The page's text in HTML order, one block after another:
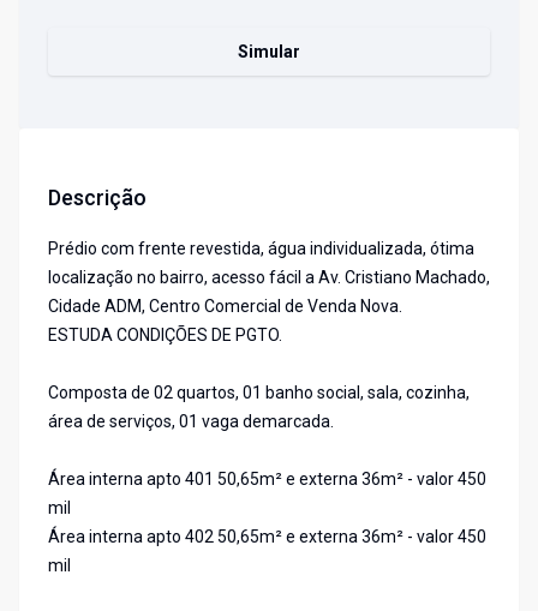
Simular
Descrição
Prédio com frente revestida, água individualizada, ótima
localização no bairro, acesso fácil a Av. Cristiano Machado,
Cidade ADM, Centro Comercial de Venda Nova.
ESTUDA CONDIÇÕES DE PGTO.
Composta de 02 quartos, 01 banho social, sala, cozinha,
área de serviços, 01 vaga demarcada.
Área interna apto 401 50,65m² e externa 36m² - valor 450
mil
Área interna apto 402 50,65m² e externa 36m² - valor 450
mil